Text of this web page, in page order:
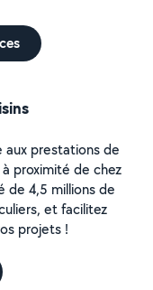
aux prestations de
proximité de chez
de 4,5 millions de
et facilitez
projets !